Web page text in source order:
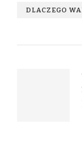
DLACZEGO